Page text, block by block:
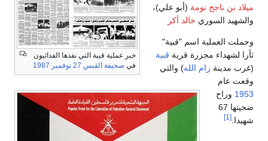
خبر عملية قبية التي نفذها الفدائيون
في صحيفة القبس 27 نوفمبر 1987
ميلاد بن ناجح نومة (أبو علي)،
والشهيد السوري خالد أكر
وحملت العملية اسم "قبية"
ثأرا لشهداء مجزرة قرية قبية
(غرب مدينة رام الله) والتي
وقعت عام
1953 وراح
ضحيتها 67
شهيدا.[1]